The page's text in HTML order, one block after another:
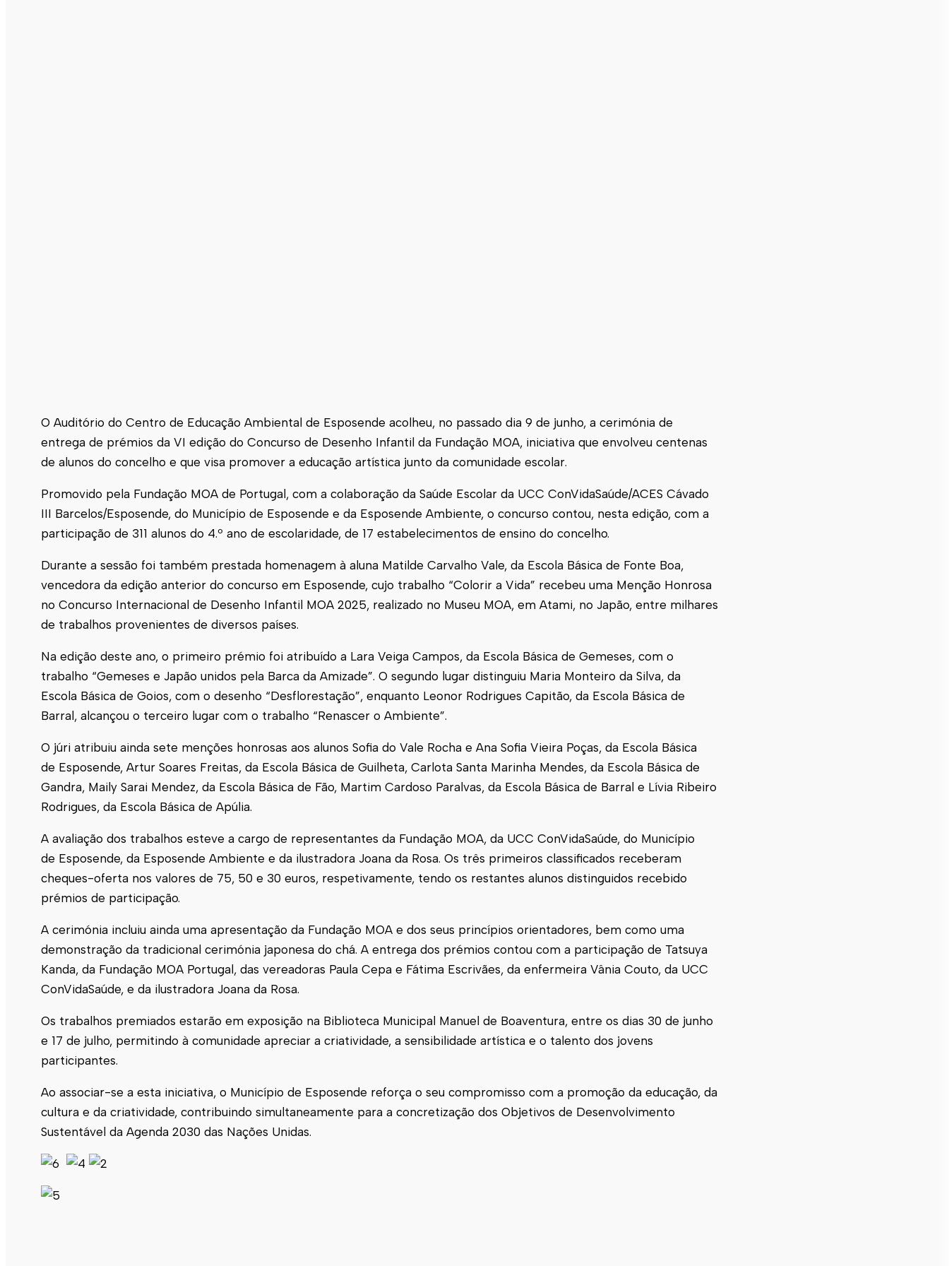
O Auditório do Centro de Educação Ambiental de Esposende acolheu, no passado dia 9 de junho, a cerimónia de
entrega de prémios da VI edição do Concurso de Desenho Infantil da Fundação MOA, iniciativa que envolveu centenas
de alunos do concelho e que visa promover a educação artística junto da comunidade escolar.
Promovido pela Fundação MOA de Portugal, com a colaboração da Saúde Escolar da UCC ConVidaSaúde/ACES Cávado
III Barcelos/Esposende, do Município de Esposende e da Esposende Ambiente, o concurso contou, nesta edição, com a
participação de 311 alunos do 4.º ano de escolaridade, de 17 estabelecimentos de ensino do concelho.
Durante a sessão foi também prestada homenagem à aluna Matilde Carvalho Vale, da Escola Básica de Fonte Boa,
vencedora da edição anterior do concurso em Esposende, cujo trabalho “Colorir a Vida” recebeu uma Menção Honrosa
no Concurso Internacional de Desenho Infantil MOA 2025, realizado no Museu MOA, em Atami, no Japão, entre milhares
de trabalhos provenientes de diversos países.
Na edição deste ano, o primeiro prémio foi atribuído a Lara Veiga Campos, da Escola Básica de Gemeses, com o
trabalho “Gemeses e Japão unidos pela Barca da Amizade”. O segundo lugar distinguiu Maria Monteiro da Silva, da
Escola Básica de Goios, com o desenho “Desflorestação”, enquanto Leonor Rodrigues Capitão, da Escola Básica de
Barral, alcançou o terceiro lugar com o trabalho “Renascer o Ambiente”.
O júri atribuiu ainda sete menções honrosas aos alunos Sofia do Vale Rocha e Ana Sofia Vieira Poças, da Escola Básica
de Esposende, Artur Soares Freitas, da Escola Básica de Guilheta, Carlota Santa Marinha Mendes, da Escola Básica de
Gandra, Maily Sarai Mendez, da Escola Básica de Fão, Martim Cardoso Paralvas, da Escola Básica de Barral e Lívia Ribeiro
Rodrigues, da Escola Básica de Apúlia.
A avaliação dos trabalhos esteve a cargo de representantes da Fundação MOA, da UCC ConVidaSaúde, do Município
de Esposende, da Esposende Ambiente e da ilustradora Joana da Rosa. Os três primeiros classificados receberam
cheques-oferta nos valores de 75, 50 e 30 euros, respetivamente, tendo os restantes alunos distinguidos recebido
prémios de participação.
A cerimónia incluiu ainda uma apresentação da Fundação MOA e dos seus princípios orientadores, bem como uma
demonstração da tradicional cerimónia japonesa do chá. A entrega dos prémios contou com a participação de Tatsuya
Kanda, da Fundação MOA Portugal, das vereadoras Paula Cepa e Fátima Escrivães, da enfermeira Vânia Couto, da UCC
ConVidaSaúde, e da ilustradora Joana da Rosa.
Os trabalhos premiados estarão em exposição na Biblioteca Municipal Manuel de Boaventura, entre os dias 30 de junho
e 17 de julho, permitindo à comunidade apreciar a criatividade, a sensibilidade artística e o talento dos jovens
participantes.
Ao associar-se a esta iniciativa, o Município de Esposende reforça o seu compromisso com a promoção da educação, da
cultura e da criatividade, contribuindo simultaneamente para a concretização dos Objetivos de Desenvolvimento
Sustentável da Agenda 2030 das Nações Unidas.